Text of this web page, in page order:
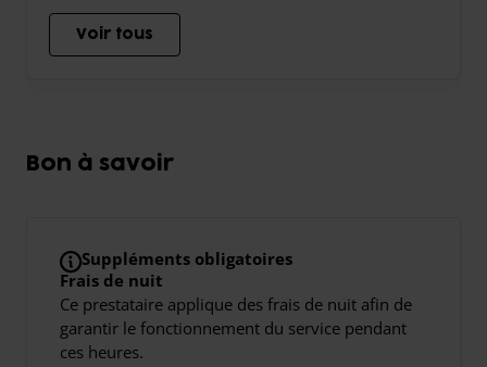
Voir tous
Bon à savoir
Suppléments obligatoires
Frais de nuit
Ce prestataire applique des frais de nuit afin de
garantir le fonctionnement du service pendant
ces heures.